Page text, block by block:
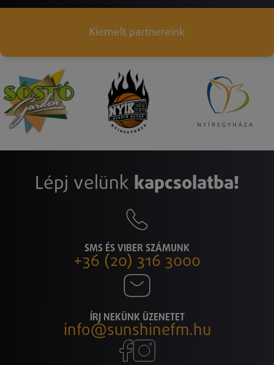
Kiemelt partnereink
Lépj velünk kapcsolatba!
SMS ÉS VIBER SZÁMUNK
+36 (20) 316 3000
ÍRJ NEKÜNK ÜZENETET
info@sunshinefm.hu